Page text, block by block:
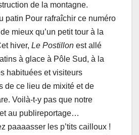
de la montagne.
patin Pour rafraîchir ce numéro
mieux qu’un petit tour à la
hiver, Le Postillon est allé
à glace à Pôle Sud, à la
habituées et visiteurs
de ce lieu de mixité et de
Voilà-t-y pas que notre
au publireportage…
paaaasser les p’tits cailloux !